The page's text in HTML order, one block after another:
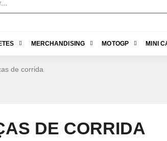
MERCHANDISING MOTOGP MINI
de corrida
DE CORRIDA